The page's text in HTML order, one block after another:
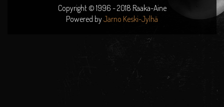
Copyright © 1996 - 2018 Raaka-Aine
Powered byJarno Keski-Jylhä